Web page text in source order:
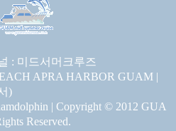
: 미드서머크루즈
APRA HARBOR GUAM |
)
| Copyright © 2012 GUA
Reserved.